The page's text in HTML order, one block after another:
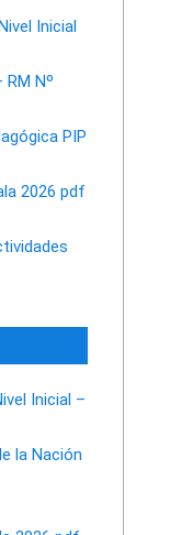
Inicial
Nº
PIP
2026 pdf
Inicial –
la Nación